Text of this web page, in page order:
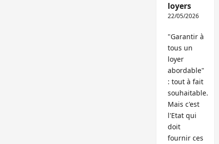
loyers
22/05/2026
"Garantir à
tous un
loyer
abordable"
: tout à fait
souhaitable.
Mais c'est
l'Etat qui
doit
fournir ces